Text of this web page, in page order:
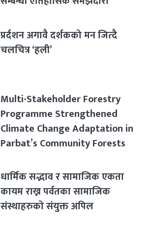
प्रर्दशन अगावै दर्शकको मन जित्दै
चलचित्र ‘हली’
Multi-Stakeholder Forestry
Programme Strengthened
Climate Change Adaptation in
Parbat’s Community Forests
धार्मिक सद्भाव र सामाजिक एकता
कायम राख्न पर्वतका सामाजिक
संस्थाहरुको संयुक्त अपिल